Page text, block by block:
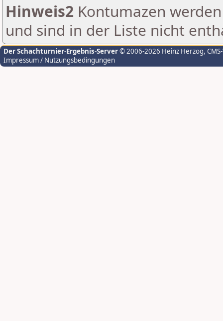
Hinweis2 Kontumazen
und sind in der Liste nicht
Der Schachturnier-Ergebnis-Server© 2006-2026 Heinz Herzog,
Impressum / Nutzungsbedingungen